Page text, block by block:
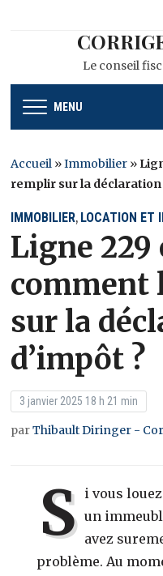
Le conseil
MENU
Accueil »Immobilier »
remplir sur la déclaration
IMMOBILIER, LOCATION ET
Ligne 229
comment
sur la
d’impôt ?
3 janvier 2025 18 h 21 min
parThibault Diringer -
S i vous
un
avez
problème. Au